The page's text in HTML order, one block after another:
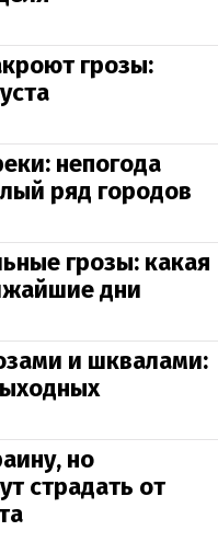
грозы:
непогода
ряд городов
грозы: какая
дни
и шквалами:
но
страдать от